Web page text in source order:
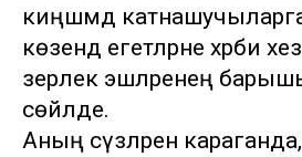
киңәшмәдә
көзендә егетләрне хәрби
әзерлек эшләренең
сөйләде.
Аның сүзләренә